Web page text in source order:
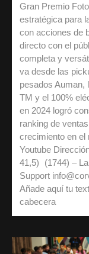
Gran Premio
estratégica para
con acciones de
directo con el
completa y
va desde las
pesados Auman,
TM y el 100%
en 2024 logró
ranking de
crecimiento en
Youtube
41,5) (1744) –
Support
Añade aquí tu
cabecera